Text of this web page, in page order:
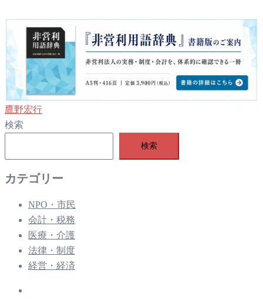
鷹野宏行
検索
検索
カテゴリー
NPO・市民
会計・税務
医療・介護
法律・制度
経営・経済